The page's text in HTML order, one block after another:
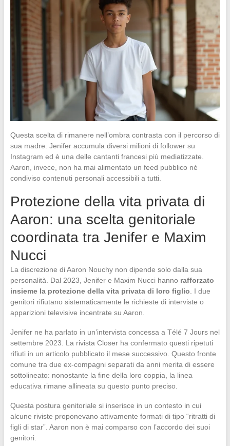
Questa scelta di rimanere nell’ombra contrasta con il percorso di
sua madre. Jenifer accumula diversi milioni di follower su
Instagram ed è una delle cantanti francesi più mediatizzate.
Aaron, invece, non ha mai alimentato un feed pubblico né
condiviso contenuti personali accessibili a tutti.
Protezione della vita privata di
Aaron: una scelta genitoriale
coordinata tra Jenifer e Maxim
Nucci
La discrezione di Aaron Nouchy non dipende solo dalla sua
personalità. Dal 2023, Jenifer e Maxim Nucci hanno rafforzato
insieme la protezione della vita privata di loro figlio. I due
genitori rifiutano sistematicamente le richieste di interviste o
apparizioni televisive incentrate su Aaron.
Jenifer ne ha parlato in un’intervista concessa a Télé 7 Jours nel
settembre 2023. La rivista Closer ha confermato questi ripetuti
rifiuti in un articolo pubblicato il mese successivo. Questo fronte
comune tra due ex-compagni separati da anni merita di essere
sottolineato: nonostante la fine della loro coppia, la linea
educativa rimane allineata su questo punto preciso.
Questa postura genitoriale si inserisce in un contesto in cui
alcune riviste proponevano attivamente formati di tipo “ritratti di
figli di star”. Aaron non è mai comparso con l’accordo dei suoi
genitori.